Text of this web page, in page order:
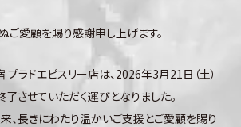
ご愛顧を賜り感謝申し上げます。
ラドエピスリー店は、2026年3月21日（土）
させていただく運びとなりました。
、長きにわたり温かいご支援とご愛顧を賜り